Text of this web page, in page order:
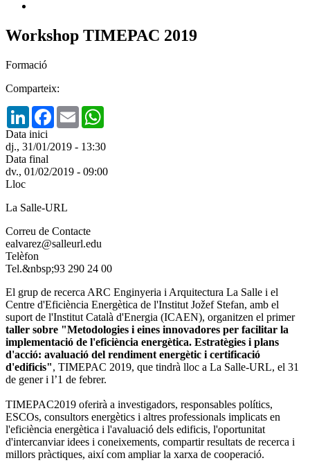
Workshop TIMEPAC 2019
Formació
Comparteix:
LinkedInFacebook
Email
Data inici
dj., 31/01/2019 - 13:30
Data final
dv., 01/02/2019 - 09:00
Lloc
La Salle-URL
Correu de Contacte
ealvarez@salleurl.edu
Telèfon
Tel.&nbsp;93 290 24 00
El grup de recerca ARC Enginyeria i Arquitectura La Salle i el
Centre d'Eficiència Energètica de l'Institut Jožef Stefan, amb el
suport de l'Institut Català d'Energia (ICAEN), organitzen el primer
taller sobre "Metodologies i eines innovadores per facilitar la
implementació de l'eficiència energètica. Estratègies i plans
d'acció: avaluació del rendiment energètic i certificació
d'edificis", TIMEPAC 2019, que tindrà lloc a La Salle-URL, el 31
de gener i l’1 de febrer.
TIMEPAC2019 oferirà a investigadors, responsables polítics,
ESCOs, consultors energètics i altres professionals implicats en
l'eficiència energètica i l'avaluació dels edificis, l'oportunitat
d'intercanviar idees i coneixements, compartir resultats de recerca i
millors pràctiques, així com ampliar la xarxa de cooperació.